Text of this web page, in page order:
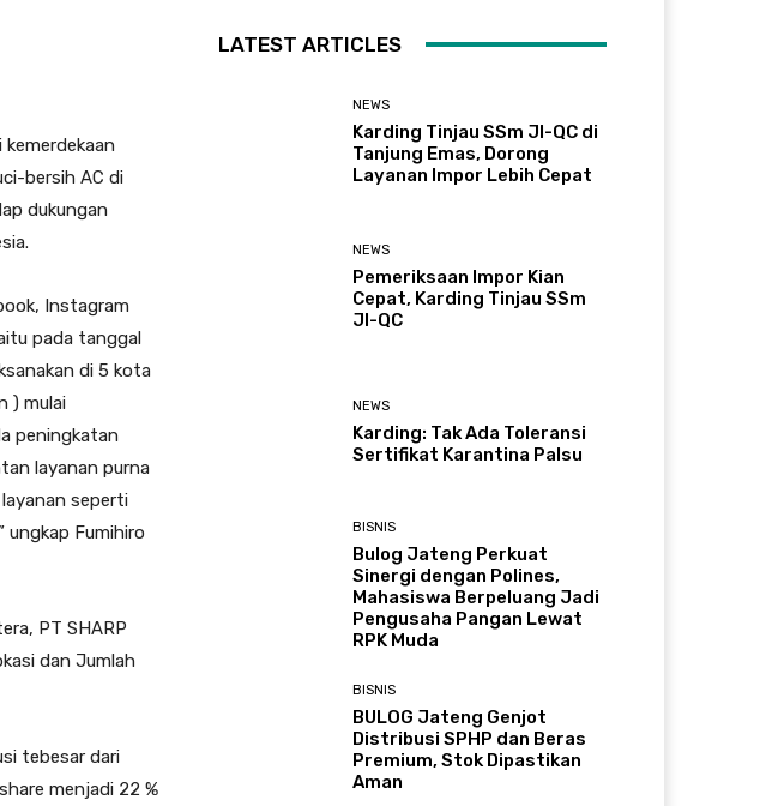
bersih AC di
dukungan
Instagram
pada tanggal
di 5 kota
) mulai
peningkatan
layanan purna
seperti
ungkap Fumihiro
PT SHARP
dan Jumlah
tebesar dari
menjadi 22 %
LATEST ARTICLES
NEWS
Karding Tinjau SSm JI-QC di
Tanjung Emas, Dorong
Layanan Impor Lebih Cepat
NEWS
Pemeriksaan Impor Kian
Cepat, Karding Tinjau SSm
JI-QC
NEWS
Karding: Tak Ada Toleransi
Sertifikat Karantina Palsu
BISNIS
Bulog Jateng Perkuat
Sinergi dengan Polines,
Mahasiswa Berpeluang Jadi
Pengusaha Pangan Lewat
RPK Muda
BISNIS
BULOG Jateng Genjot
Distribusi SPHP dan Beras
Premium, Stok Dipastikan
Aman